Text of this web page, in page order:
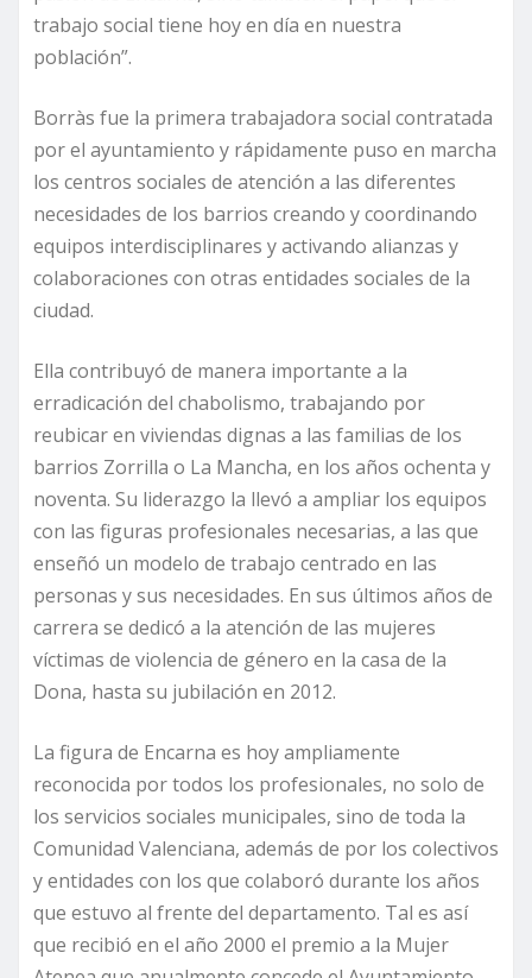
trabajo social tiene hoy en día en nuestra
población”.
Borràs fue la primera trabajadora social contratada
por el ayuntamiento y rápidamente puso en marcha
los centros sociales de atención a las diferentes
necesidades de los barrios creando y coordinando
equipos interdisciplinares y activando alianzas y
colaboraciones con otras entidades sociales de la
ciudad.
Ella contribuyó de manera importante a la
erradicación del chabolismo, trabajando por
reubicar en viviendas dignas a las familias de los
barrios Zorrilla o La Mancha, en los años ochenta y
noventa. Su liderazgo la llevó a ampliar los equipos
con las figuras profesionales necesarias, a las que
enseñó un modelo de trabajo centrado en las
personas y sus necesidades. En sus últimos años de
carrera se dedicó a la atención de las mujeres
víctimas de violencia de género en la casa de la
Dona, hasta su jubilación en 2012.
La figura de Encarna es hoy ampliamente
reconocida por todos los profesionales, no solo de
los servicios sociales municipales, sino de toda la
Comunidad Valenciana, además de por los colectivos
y entidades con los que colaboró durante los años
que estuvo al frente del departamento. Tal es así
que recibió en el año 2000 el premio a la Mujer